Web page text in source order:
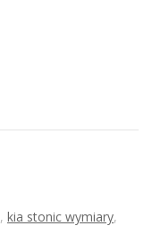
, kia stonic wymiary,